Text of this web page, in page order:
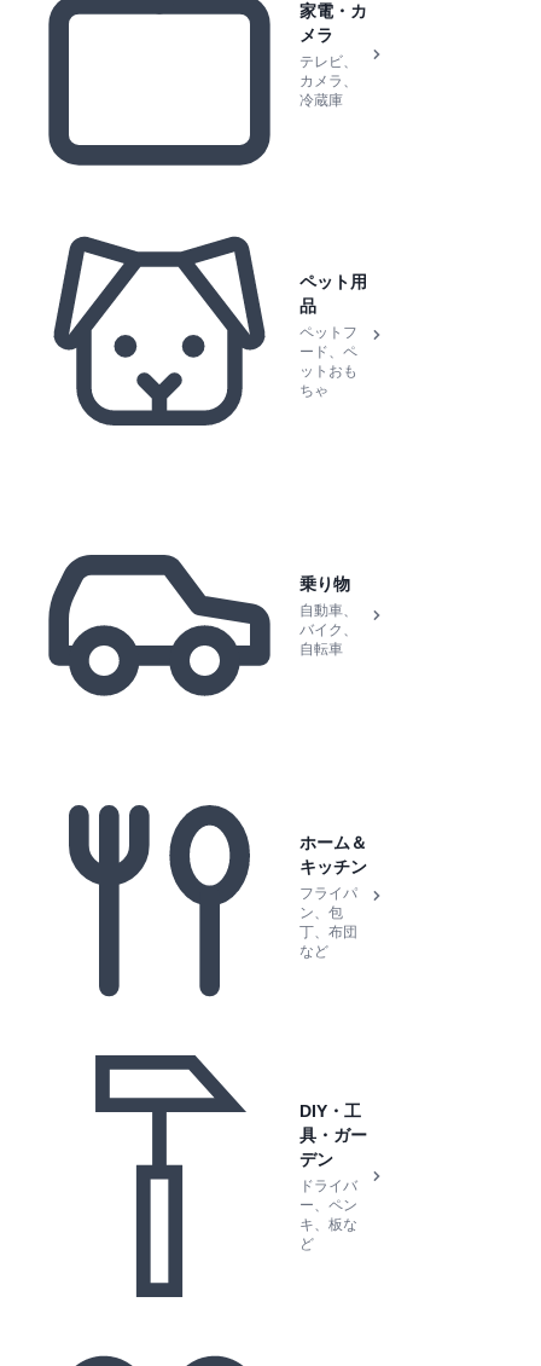
家電・カ
メラ
テレビ、
カメラ、
冷蔵庫
ペット用
品
ペットフ
ード、ペ
ットおも
ちゃ
乗り物
自動車、
バイク、
自転車
ホーム＆
キッチン
フライパ
ン、包
丁、布団
など
DIY・工
具・ガー
デン
ドライバ
ー、ペン
キ、板な
ど